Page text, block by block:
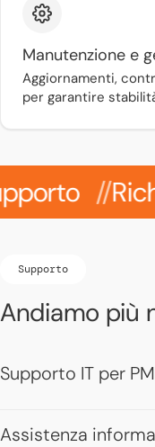
Manutenzione e
Aggiornamenti,
per garantire
Richiedi
Supporto
Andiamo più
Supporto IT per
Assistenza